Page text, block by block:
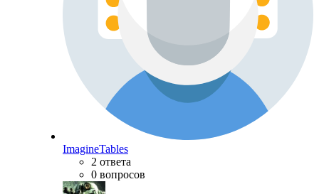
ImagineTables
2 ответа
0 вопросов